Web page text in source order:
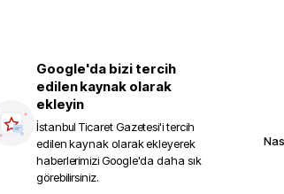
Google'da bizi tercih
edilen kaynak olarak
ekleyin
İstanbul Ticaret Gazetesi'i tercih
edilen kaynak olarak ekleyerek
haberlerimizi Google'da daha sık
görebilirsiniz.